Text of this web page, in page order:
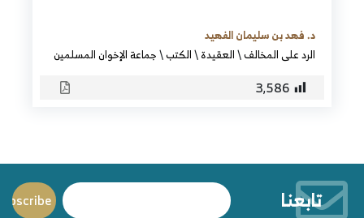
د. فهد بن سليمان الفهيد
الرد على المخالف\العقيدة\الكتب\جماعة الإخوان المسلمين
3٬586
تابعنا